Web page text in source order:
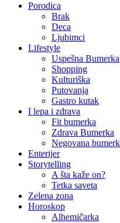
Porodica
Brak
Deca
Ljubimci
Lifestyle
Uspešna Bumerka
Shopping
Kulturiška
Putovanja
Gastro kutak
I lepa i zdrava
Fit bumerka
Zdrava Bumerka
Negovana
Enterijer
Storytelling
A šta kaže on?
Tetka saveta
Zelena zona
Horoskop
Alhemičarka